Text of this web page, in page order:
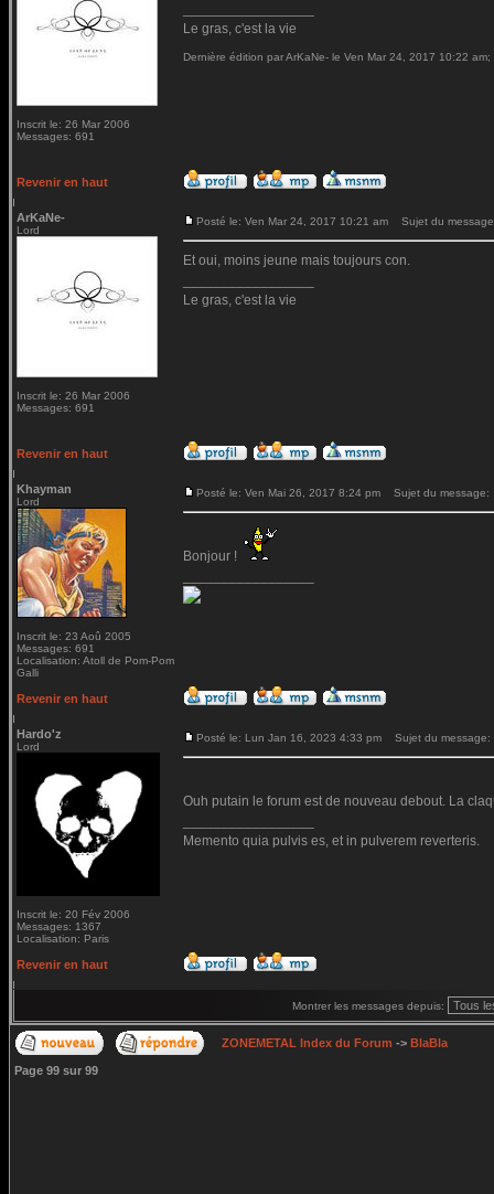
Inscrit le: 26 Mar 2006
Messages: 691
Le gras, c'est la vie
Dernière édition par ArKaNe- le Ven Mar 24, 2017 10:22
Revenir en haut
ArKaNe-
Lord
Inscrit le: 26 Mar 2006
Messages: 691
Posté le: Ven Mar 24, 2017 10:21 am Sujet du
Et oui, moins jeune mais toujours con.
Le gras, c'est la vie
Revenir en haut
Khayman
Lord
Inscrit le: 23 Aoû 2005
Messages: 691
Localisation: Atoll de Pom-Pom
Galli
Posté le: Ven Mai 26, 2017 8:24 pm Sujet du message:
Bonjour !
Revenir en haut
Hardo'z
Lord
Inscrit le: 20 Fév 2006
Messages: 1367
Localisation: Paris
Posté le: Lun Jan 16, 2023 4:33 pm Sujet du message:
Ouh putain le forum est de nouveau debout. La
Memento quia pulvis es, et in pulverem reverteris.
Revenir en haut
Montrer les messages depuis:
ZONEMETAL Index du Forum -> BlaBla
Page 99 sur 99